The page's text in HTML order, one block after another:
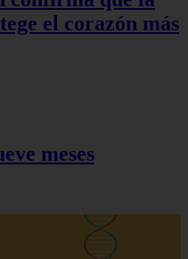
el corazón más
meses